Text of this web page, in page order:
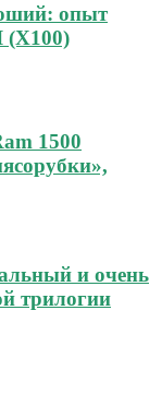
опыт
(Х100)
1500
и очень
трилогии